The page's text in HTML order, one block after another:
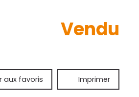
Vendu
aux favoris Imprimer